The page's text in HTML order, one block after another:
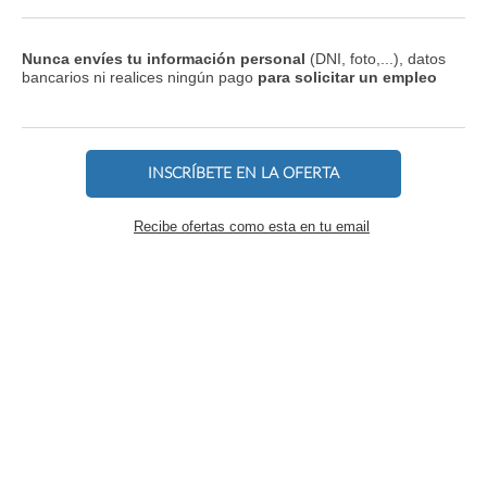
Nunca envíes tu información personal (DNI, foto,...), datos
bancarios ni realices ningún pago para solicitar un empleo
INSCRÍBETE EN LA OFERTA
Recibe ofertas como esta en tu email